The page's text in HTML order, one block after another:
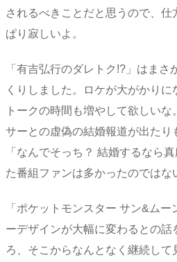
されるべきことだと思うので、
ぱり寂しいよ。
「有吉弘行のダレトク!?」はまさ
くりしました。ロケが大がかり
トークの時間も増やして欲しい
サーとの虚偽の結婚報道が出たり
「なんでそっち？ 結婚するなら
た番組ファンは多かったのではな
「ポケットモンスター サン&ム
ーデザインが大幅に変わるとの話
ろ、そこからなんとなく継続して